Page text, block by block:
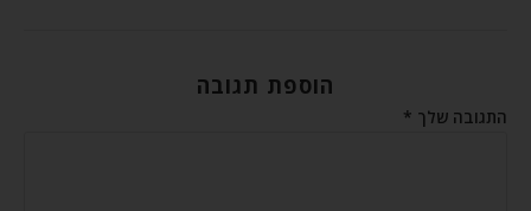
הוספת תגובה
התגובה שלך *